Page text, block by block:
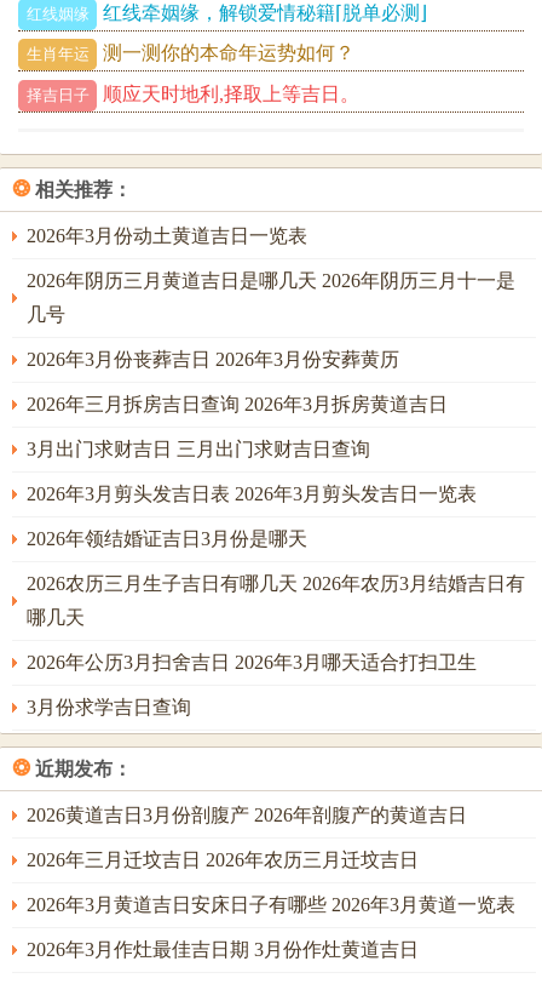
红线姻缘 红线牵姻缘，解锁爱情秘籍⌈脱单必测⌋
生肖年运 测一测你的本命年运势如何？
择吉日子 顺应天时地利,择取上等吉日。
❂ 相关推荐：
2026年3月份动土黄道吉日一览表
2026年阴历三月黄道吉日是哪几天 2026年阴历三月十一是
几号
2026年3月份丧葬吉日 2026年3月份安葬黄历
2026年三月拆房吉日查询 2026年3月拆房黄道吉日
3月出门求财吉日 三月出门求财吉日查询
2026年3月剪头发吉日表 2026年3月剪头发吉日一览表
2026年领结婚证吉日3月份是哪天
2026农历三月生子吉日有哪几天 2026年农历3月结婚吉日有
哪几天
2026年公历3月扫舍吉日 2026年3月哪天适合打扫卫生
3月份求学吉日查询
❂ 近期发布：
2026黄道吉日3月份剖腹产 2026年剖腹产的黄道吉日
2026年三月迁坟吉日 2026年农历三月迁坟吉日
2026年3月黄道吉日安床日子有哪些 2026年3月黄道一览表
2026年3月作灶最佳吉日期 3月份作灶黄道吉日